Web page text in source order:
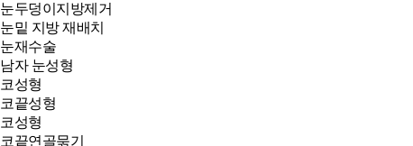
눈두덩이지방제거
눈밑 지방 재배치
눈재수술
남자 눈성형
코성형
코끝성형
코성형
코끝연골묶기